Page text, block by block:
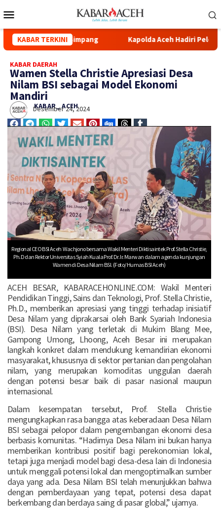
KABAR TERKINI
Kuala Simpang Kapolda Aceh Hadiri
KABAR DAERAH
Wamen Stella Christie Apresiasi Desa
Nilam BSI sebagai Model Ekonomi
Mandiri
KABAR_ ACEH
Desember 24, 2024
Regional CEO BSI Aceh Wachjono bersama Wakil Menteri Diktisaintek Prof. Stella Christie,
Ph.D dan Rektor Universitas Syiah Kuala Prof. Dr. Ir. Marwan dalam agenda kunjungan
Wamen di Desa Nilam BSI. (Foto/ Humas BSI Aceh)
ACEH BESAR, KABARACEHONLINE.COM: Wakil Menteri
Pendidikan Tinggi, Sains dan Teknologi, Prof. Stella Christie,
Ph.D., memberikan apresiasi yang tinggi terhadap inisiatif
Desa Nilam yang diprakarsai oleh Bank Syariah Indonesia
(BSI). Desa Nilam yang terletak di Mukim Blang Mee,
Gampong Umong, Lhoong, Aceh Besar ini merupakan
langkah konkret dalam mendukung kemandirian ekonomi
masyarakat, khususnya di sektor pertanian dan pengolahan
nilam, yang merupakan komoditas unggulan daerah
dengan potensi besar baik di pasar nasional maupun
internasional.
Dalam kesempatan tersebut, Prof. Stella Christie
mengungkapkan rasa bangga atas keberadaan Desa Nilam
BSI sebagai pelopor dalam pengembangan ekonomi desa
berbasis komunitas. “Hadirnya Desa Nilam ini bukan hanya
memberikan kontribusi positif bagi perekonomian lokal,
tetapi juga menjadi model bagi desa-desa lain di Indonesia
untuk menggali potensi lokal dan mengoptimalkan sumber
daya yang ada. Desa Nilam BSI telah menunjukkan bahwa
dengan pemberdayaan yang tepat, potensi desa dapat
berkembang dan berdaya saing di pasar global,” ujarnya.